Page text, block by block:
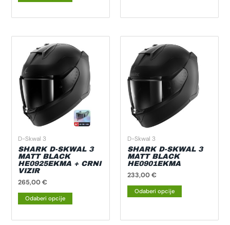
D-Skwal 3
SHARK D-SKWAL 3
MATT BLACK
HE0925EKMA + CRNI
VIZIR
265,00€
Odaberi opcije
proizvod
ima
više
varijanti.
Opcije
se
mogu
na
stranici
D-Skwal 3
SHARK D-SKWAL 3
MATT BLACK
HE0901EKMA
233,00€
Odaberi opcije
proizvod
ima
više
varijanti.
Opcije
se
na